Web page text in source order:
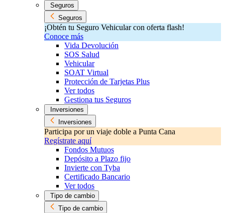
Seguros
Seguros
¡Obtén tu Seguro Vehicular con oferta flash!
Conoce más
Vida Devolución
SOS Salud
Vehicular
SOAT Virtual
Protección de Tarjetas Plus
Ver todos
Gestiona tus Seguros
Inversiones
Inversiones
Participa por un viaje doble a Punta Cana
Regístrate aquí
Fondos Mutuos
Depósito a Plazo fijo
Invierte con Tyba
Certificado Bancario
Ver todos
Tipo de cambio
Tipo de cambio